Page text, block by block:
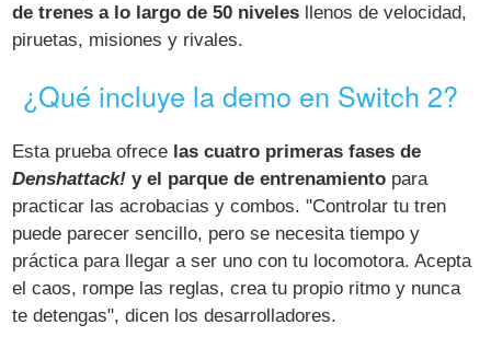
de trenes a lo largo de 50 niveles llenos de velocidad,
piruetas, misiones y rivales.
¿Qué incluye la demo en Switch 2?
Esta prueba ofrece las cuatro primeras fases de
Denshattack! y el parque de entrenamiento para
practicar las acrobacias y combos. "Controlar tu tren
puede parecer sencillo, pero se necesita tiempo y
práctica para llegar a ser uno con tu locomotora. Acepta
el caos, rompe las reglas, crea tu propio ritmo y nunca
te detengas", dicen los desarrolladores.